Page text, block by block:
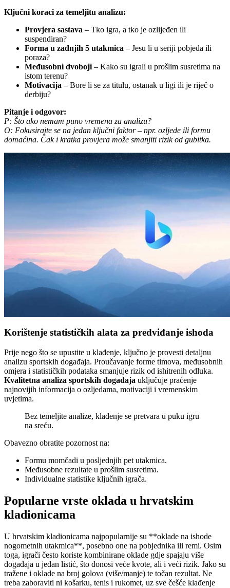
Ključni koraci za temeljitu analizu:
Provjera sastava – Tko igra, a tko je ozlijeđen ili
suspendiran?
Forma u zadnjih 5 utakmica – Jesu li u seriji pobjeda ili
poraza?
Međusobni dvoboji – Kako su igrali u prošlim susretima na
istom terenu?
Motivacija – Bore li se za titulu, ostanak u ligi ili je riječ o
derbiju?
Pitanje i odgovor:
P: Što ako nemam puno vremena za analizu?
O: Fokusirajte se na jedan ključni faktor – npr. ozljede ili formu
domaćina. Čak i kratka provjera može smanjiti rizik od gubitka.
Korištenje statističkih alata za predviđanje ishoda
Prije nego što se upustite u klađenje, ključno je provesti detaljnu
analizu sportskih događaja. Proučavanje forme timova, međusobnih
omjera i statističkih podataka smanjuje rizik od ishitrenih odluka.
Kvalitetna analiza sportskih događaja uključuje praćenje
najnovijih informacija o ozljedama, motivaciji i vremenskim
uvjetima.
Bez temeljite analize, klađenje se pretvara u puku igru
na sreću.
Obavezno obratite pozornost na:
Formu momčadi u posljednjih pet utakmica.
Međusobne rezultate u prošlim susretima.
Individualne statistike ključnih igrača.
Popularne vrste oklada u hrvatskim
kladionicama
U hrvatskim kladionicama najpopularnije su **oklade na ishode
nogometnih utakmica**, posebno one na pobjednika ili remi. Osim
toga, igrači često koriste kombinirane oklade gdje spajaju više
događaja u jedan listić, što donosi veće kvote, ali i veći rizik. Jako su
tražene i oklade na broj golova (više/manje) te točan rezultat. Ne
treba zaboraviti ni košarku, tenis i rukomet, uz sve češće klađenje